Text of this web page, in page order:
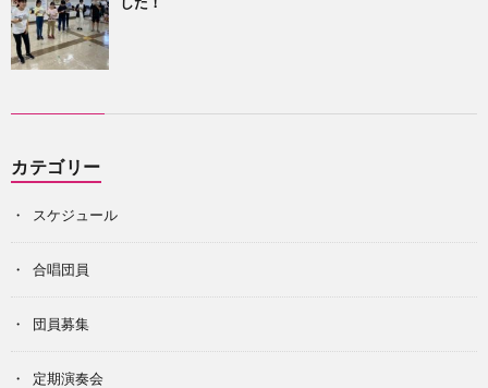
カテゴリー
スケジュール
合唱団員
団員募集
定期演奏会